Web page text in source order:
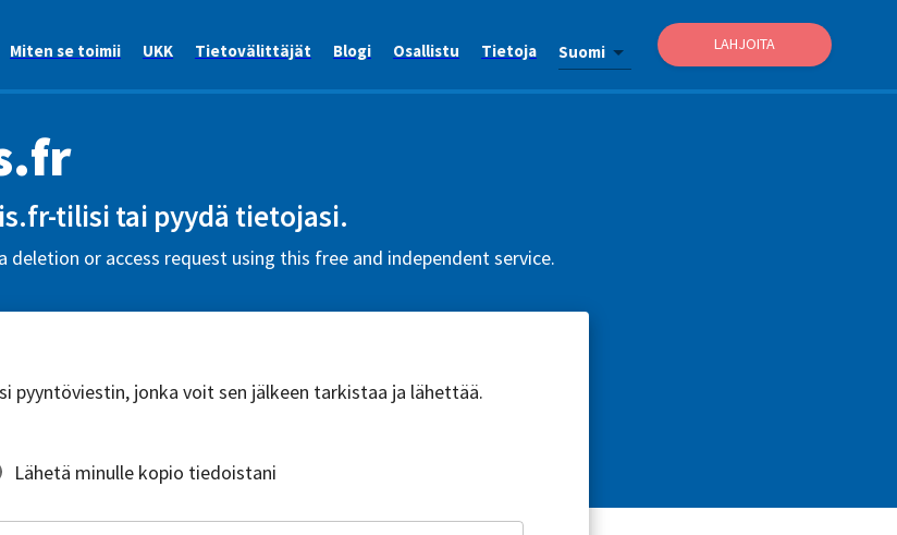
Miten se toimii UKK Tietovälittäjät Blogi Osallistu Tietoja Suomi LAHJOITA
tilisi tai pyydä tietojasi.
deletion or access request using this free and independent service.
pyyntöviestin, jonka voit sen jälkeen tarkistaa ja lähettää.
Lähetä minulle kopio tiedoistani